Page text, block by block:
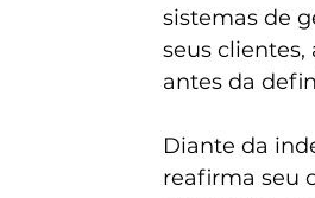
sistemas de
seus
antes da
Diante da
reafirma seu